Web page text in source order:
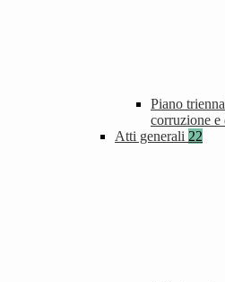
Piano
corruzione e
Atti generali 22